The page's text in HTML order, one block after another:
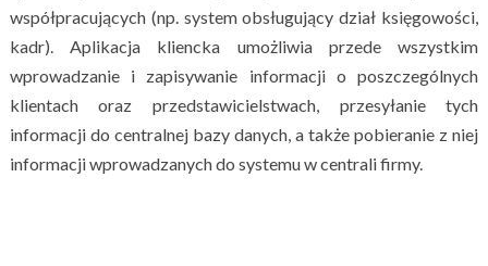
współpracujących (np. system obsługujący dział księgowości,
kadr). Aplikacja kliencka umożliwia przede wszystkim
wprowadzanie i zapisywanie informacji o poszczególnych
klientach oraz przedstawicielstwach, przesyłanie tych
informacji do centralnej bazy danych, a także pobieranie z niej
informacji wprowadzanych do systemu w centrali firmy.